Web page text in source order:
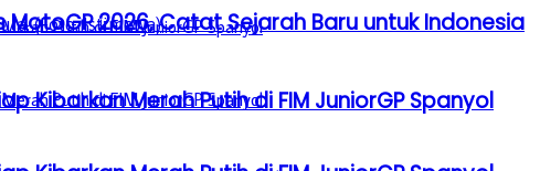
Kibarkan Merah Putih di FIM JuniorGP Spanyol
2026, Catat Sejarah Baru untuk Indonesia